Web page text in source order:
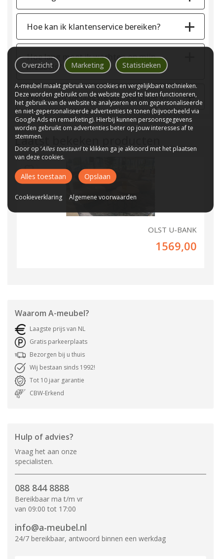
Hoe kan ik klantenservice bereiken?
Hoe lang moet ik wachten op mijn
meubels?
Wat houdt de laagste prijsgarantie in?
Laatst bekeken producten
OLST U-BANK
1569,00
Waarom A-meubel?
Laagste prijs van NL
Gratis parkeerplaats
Bezorgen bij u thuis
Wij bestaan sinds 1992!
Tot 10 jaar garantie
CBW-Erkend
Hulp of advies?
Vraag het aan onze
specialisten.
088 844 8888
Bereikbaar ma t/m vr
van 09:00 tot 17:00
info@a-meubel.nl
24/7 bereikbaar, antwoord binnen een werkdag
Overzicht Marketing Statistieken
A-meubel maakt gebruik van cookies en vergelijkbare technieken.
Deze worden gebruikt om de website goed te laten functioneren,
het gebruik van de website te analyseren en om gepersonaliseerde
en niet-gepersonaliseerde advertenties te tonen (bijvoorbeeld via
Google Ads en remarketing). Hierbij kunnen persoonsgegevens
worden gebruikt om advertenties beter op jouw interesses af te
stemmen.
Door op ‘Alles toestaan’ te klikken ga je akkoord met het plaatsen
van deze cookies.
Alles toestaan Opslaan
Cookieverklaring Algemene voorwaarden